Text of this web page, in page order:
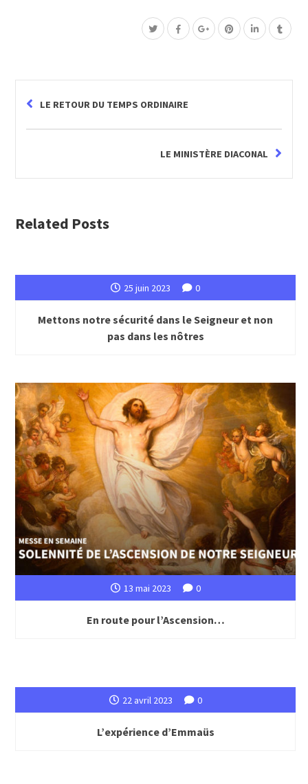
LE RETOUR DU TEMPS ORDINAIRE
LE MINISTÈRE DIACONAL
Related Posts
25 juin 2023 0
Mettons notre sécurité dans le Seigneur et non
pas dans les nôtres
13 mai 2023 0
En route pour l’Ascension…
22 avril 2023 0
L’expérience d’Emmaüs